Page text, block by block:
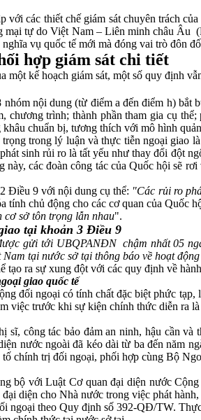
với các thiết chế giám sát chuyên trách
tự do Việt Nam – Liên minh châu
vụ quốc tế mới mà đóng vai trò đôn
hợp giám sát chi tiết
một kế hoạch giám sát, một số quy định
nội dung (từ điểm a đến điểm h) bắt
trình; thành phần tham gia cụ
chuẩn bị, tương thích với mô hình
trong lý luận và thực tiễn ngoại
sinh rủi ro là tất yếu như thay đổi đột
các đoàn công tác của Quốc hội sẽ
Điều 9 với nội dung cụ thể: "Các rủi ro
tính chủ động cho các cơ quan của
cơ sở tôn trọng lẫn nhau".
tại khoản 3 Điều 9
gửi tới UBQPANĐNchậm nhất 05
tại nước sở tại thông báo về hoạt
ra sự xung đột với các quy định về
giao quốc tế
đối ngoại có tính chất đặc biệt phức
trước khi sự kiện chính thức diễn ra
công tác bảo đảm an ninh, hậu cần
nước ngoài đã kéo dài từ ba đến năm
chính trị đối ngoại, phối hợp cùng Bộ
bộ với Luật Cơ quan đại diện nước
diện cho Nhà nước trong việc phát
ngoại theo Quy định số 392-QĐ/TW.